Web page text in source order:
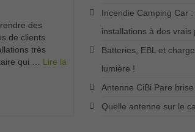
des
de clients
très
qui … Lire la
Incendie Camping Car
installations à des vrais
Batteries, EBL et
lumière !
Antenne CiBi Pare
Quelle antenne sur le